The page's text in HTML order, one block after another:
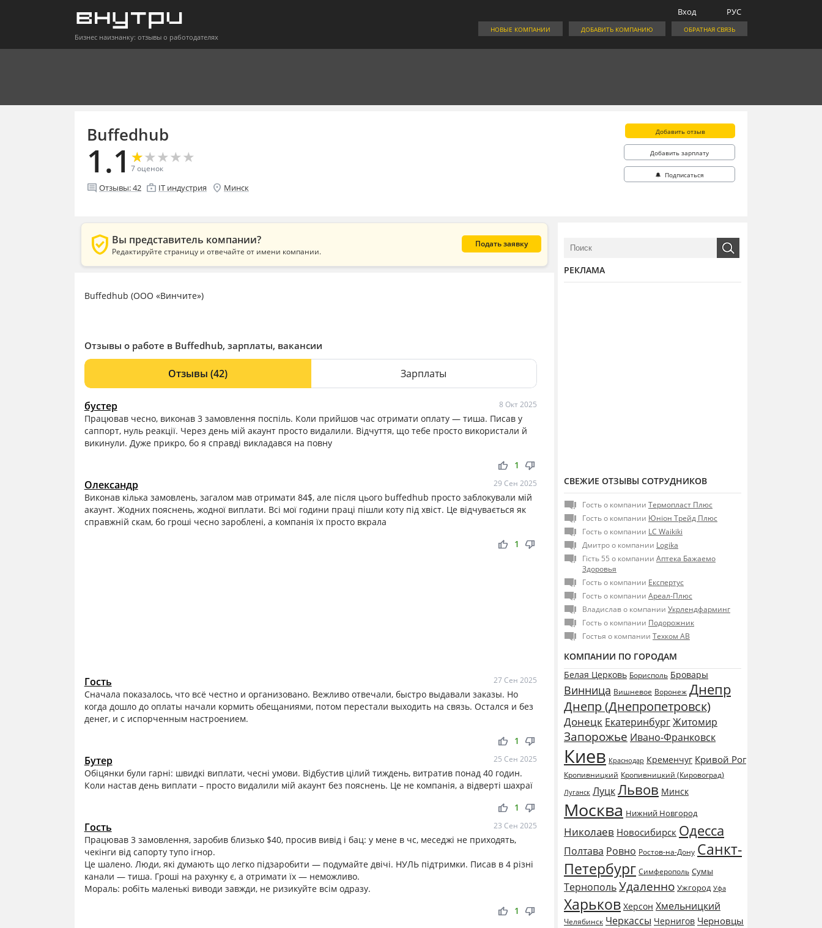
Бизнес наизнанку: отзывы о работодателях
РУС
Вход
ОБРАТНАЯ СВЯЗЬ
ДОБАВИТЬ КОМПАНИЮ
НОВЫЕ КОМПАНИИ
Buffedhub
1.1 ★
★★
★★
★★
★★
★
7оценок
comment Отзывы:42 enterprise IT индустрия location_on Минск
Добавить отзыв
Добавить зарплату
🔔 Подписаться
verified_user Вы представитель компании?
Редактируйте страницу и отвечайте от имени компании.
Подать заявку
Buffedhub (ООО «Винчите»)
Отзывы о работе в Buffedhub, зарплаты, вакансии
Отзывы (42) Зарплаты
бустер 8 Окт 2025
Працював чесно, виконав 3 замовлення поспіль. Коли прийшов час отримати оплату — тиша. Писав у
саппорт, нуль реакції. Через день мій акаунт просто видалили. Відчуття, що тебе просто використали й
викинули. Дуже прикро, бо я справді викладався на повну
thumb_up thumb_down
1
Олександр 29 Сен 2025
Виконав кілька замовлень, загалом мав отримати 84$, але після цього buffedhub просто заблокували мій
акаунт. Жодних пояснень, жодної виплати. Всі мої години праці пішли коту під хвіст. Це відчувається як
справжній скам, бо гроші чесно зароблені, а компанія їх просто вкрала
thumb_up thumb_down
1
Гость 27 Сен 2025
Сначала показалось, что всё честно и организовано. Вежливо отвечали, быстро выдавали заказы. Но
когда дошло до оплаты начали кормить обещаниями, потом перестали выходить на связь. Остался и без
денег, и с испорченным настроением.
thumb_up thumb_down
1
Бутер 25 Сен 2025
Обіцянки були гарні: швидкі виплати, чесні умови. Відбустив цілий тиждень, витратив понад 40 годин.
Коли настав день виплати – просто видалили мій акаунт без пояснень. Це не компанія, а відверті шахраї
thumb_up thumb_down
1
Гость 23 Сен 2025
Працював 3 замовлення, заробив близько $40, просив вивід і бац: у мене в чс, меседжі не приходять,
чекінги від сапорту тупо ігнор.
Це шалено. Люди, які думають що легко підзаробити — подумайте двічі. НУЛЬ підтримки. Писав в 4 різні
канали — тиша. Гроші на рахунку є, а отримати їх — неможливо.
Мораль: робіть маленькі виводи завжди, не ризикуйте всім одразу.
thumb_up thumb_down
1
РЕКЛАМА
СВЕЖИЕ ОТЗЫВЫ СОТРУДНИКОВ
Гость о компании Термопласт Плюс
Гость о компании Юніон Трейд Плюс
Гость о компании LC Waikiki
Дмитро о компании Logika
Гість 55 о компании Аптека Бажаемо
Здоровья
Гость о компании Експертус
Гость о компании Ареал-Плюс
Владислав о компании Укрлендфарминг
Гость о компании Подорожник
Гостья о компании Техком АВ
КОМПАНИИ ПО ГОРОДАМ
Белая Церковь Борисполь Бровары
Винница Вишневое Воронеж Днепр
Днепр (Днепропетровск)
Донецк ЕкатеринбургЖитомир
Запорожье Ивано-Франковск
Киев Краснодар Кременчуг Кривой Рог
Кропивницкий Кропивницкий (Кировоград)
Луганск ЛуцкЛьвов Минск
Москва Нижний Новгород
Николаев Новосибирск Одесса
Полтава Ровно Ростов-на-Дону Санкт-
Петербург Симферополь Сумы
ТернопольУдаленно Ужгород Уфа
Харьков Херсон Хмельницкий
Челябинск Черкассы Чернигов Черновцы